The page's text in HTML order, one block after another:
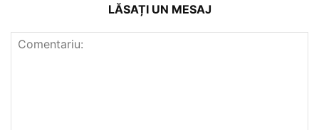
LĂSAȚI UN MESAJ